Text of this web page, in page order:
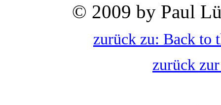
© 2009 by Paul
zurück zu: Back to
zurück